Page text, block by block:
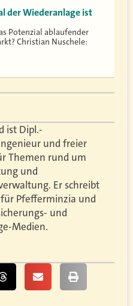
der Wiederanlage ist
Potenzial ablaufender
Christian Nuschele:
ist Dipl.-
und freier
Themen rund um
und
Er schreibt
Pfefferminzia und
und
Medien.